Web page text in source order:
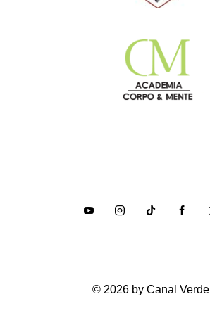
© 2026 by Canal Verde